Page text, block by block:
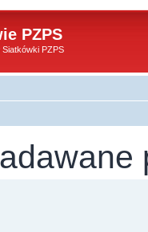
PZPS
PZPS